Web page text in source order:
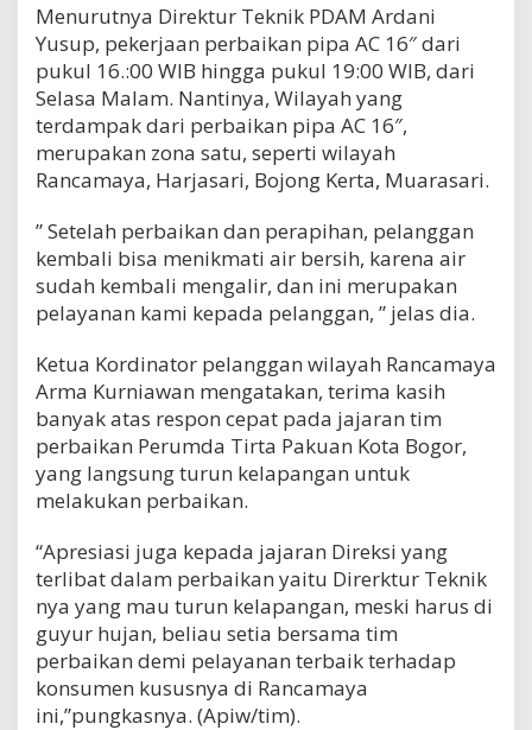
Menurutnya Direktur Teknik PDAM Ardani
Yusup, pekerjaan perbaikan pipa AC 16″ dari
pukul 16.:00 WIB hingga pukul 19:00 WIB, dari
Selasa Malam. Nantinya, Wilayah yang
terdampak dari perbaikan pipa AC 16″,
merupakan zona satu, seperti wilayah
Rancamaya, Harjasari, Bojong Kerta, Muarasari.
” Setelah perbaikan dan perapihan, pelanggan
kembali bisa menikmati air bersih, karena air
sudah kembali mengalir, dan ini merupakan
pelayanan kami kepada pelanggan, ” jelas dia.
Ketua Kordinator pelanggan wilayah Rancamaya
Arma Kurniawan mengatakan, terima kasih
banyak atas respon cepat pada jajaran tim
perbaikan Perumda Tirta Pakuan Kota Bogor,
yang langsung turun kelapangan untuk
melakukan perbaikan.
“Apresiasi juga kepada jajaran Direksi yang
terlibat dalam perbaikan yaitu Direrktur Teknik
nya yang mau turun kelapangan, meski harus di
guyur hujan, beliau setia bersama tim
perbaikan demi pelayanan terbaik terhadap
konsumen kususnya di Rancamaya
ini,”pungkasnya. (Apiw/tim).